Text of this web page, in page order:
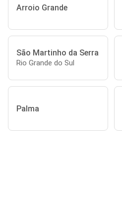
Arroio Grande
São Martinho da Serra
Rio Grande do Sul
Palma